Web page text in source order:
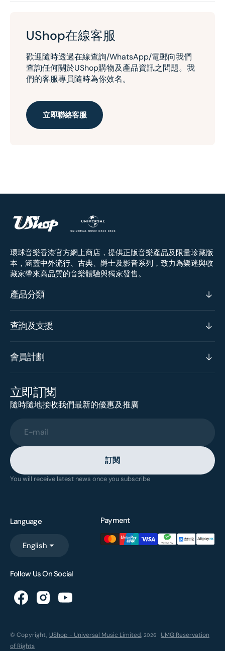
UShop在線客服
歡迎隨時透過在線查詢/WhatsApp/電郵向我們
查詢任何關於UShop購物及產品資訊之問題。我
們的客服專員隨時為你效名。
立即聯絡客服
環球音樂香港官方網上商店，提供正版音樂產品及限量珍藏版
本，涵蓋中外流行、古典、爵士及影音系列，致力為樂迷與收
藏家帶來高品質的音樂體驗與獨家發售。
產品分類
查詢及支援
會員計劃
立即訂閱
隨時隨地接收我們最新的優惠及推廣
E-mail
訂閱
You will receive latest news once you subscribe
Language
English
Payment
Follow Us On Social
© Copyright, UShop - Universal Music Limited, 2026
UMG Reservation
of Rights